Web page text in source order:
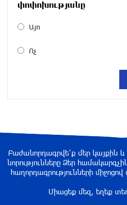
Размик Марукян стал
избежать
На автодороге Ереван-
փոփոխությանը
Այո
Ոչ
Բաժանորդագրվե՛ք մեր կայքին
նորությունները Ձեր
հաղորդագրությունների միջոցով
Միացեք մեզ, եղեք